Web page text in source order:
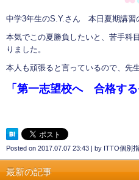
中学3年生のS.Y.さん 本日夏期講習
本気でこの夏勝負したいと、苦手科
りました。
本人も頑張ると言っているので、先
「第一志望校へ 合格する
Posted on 2017.07.07 23:43 | by ITTO個別
最新の記事